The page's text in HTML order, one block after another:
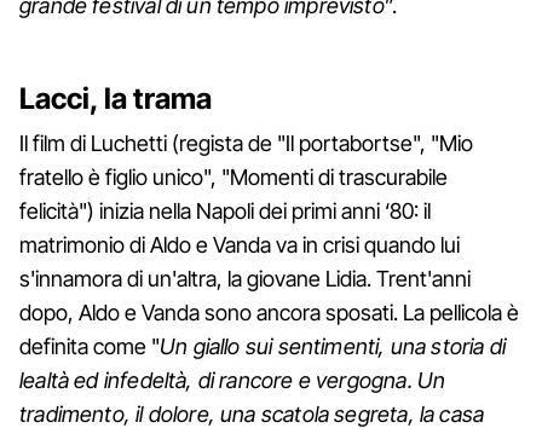
grande festival di un tempo imprevisto”.
Lacci, la trama
Il film di Luchetti (regista de "Il portabortse", "Mio
fratello è figlio unico", "Momenti di trascurabile
felicità") inizia nella Napoli dei primi anni ‘80: il
matrimonio di Aldo e Vanda va in crisi quando lui
s'innamora di un'altra, la giovane Lidia. Trent'anni
dopo, Aldo e Vanda sono ancora sposati. La pellicola è
definita come "Un giallo sui sentimenti, una storia di
lealtà ed infedeltà, di rancore e vergogna. Un
tradimento, il dolore, una scatola segreta, la casa